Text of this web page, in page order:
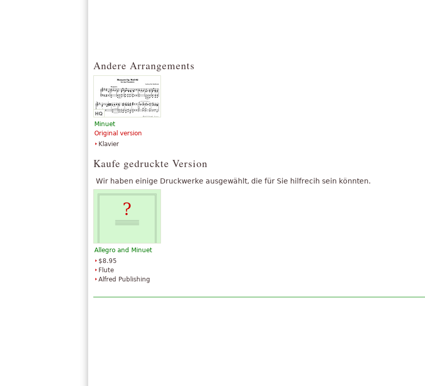
Andere Arrangements
Minuet
Original version
Klavier
Kaufe gedruckte Version
Wir haben einige Druckwerke ausgewählt, die für Sie hilfrecih sein könnten.
Allegro and Minuet
$8.95
Flute
Alfred Publishing